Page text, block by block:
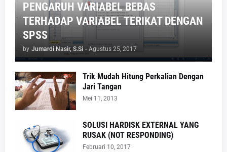
PENGARUH VARIABEL BEBAS
TERHADAP VARIABEL TERIKAT DENGAN
SPSS
by Jumardi Nasir, S.Si - Agustus 25, 2017
Trik Mudah Hitung Perkalian Dengan
Jari Tangan
Mei 11, 2013
SOLUSI HARDISK EXTERNAL YANG
RUSAK (NOT RESPONDING)
Februari 10, 2017